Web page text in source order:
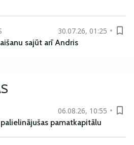
30.07.26, 01:25
sajūt arī Andris
06.08.26, 10:55
palielinājušas pamatkapitālu